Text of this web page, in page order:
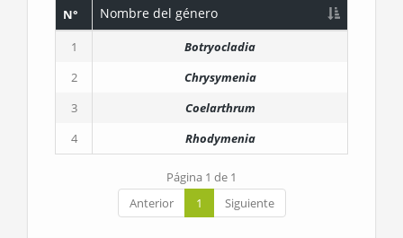
N° Nombre del género
1
Botryocladia
2
Chrysymenia
3
Coelarthrum
4
Rhodymenia
Página 1 de 1
Anterior
1 Siguiente